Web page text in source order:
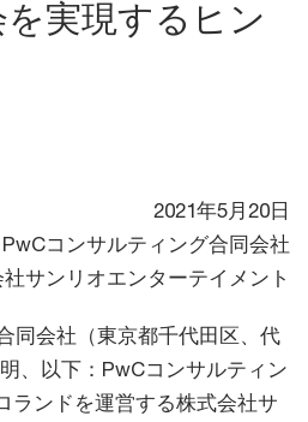
実現するヒン
2021年5月20日
PwCコンサルティング合同会社
サンリオエンターテイメント
同会社（東京都千代田区、代
、以下：PwCコンサルティン
ランドを運営する株式会社サ